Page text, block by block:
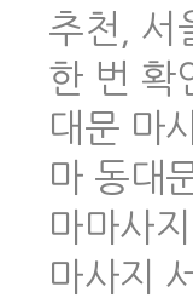
추천, 서
한 번 확
대문 마
마 동대
마마사
마사지